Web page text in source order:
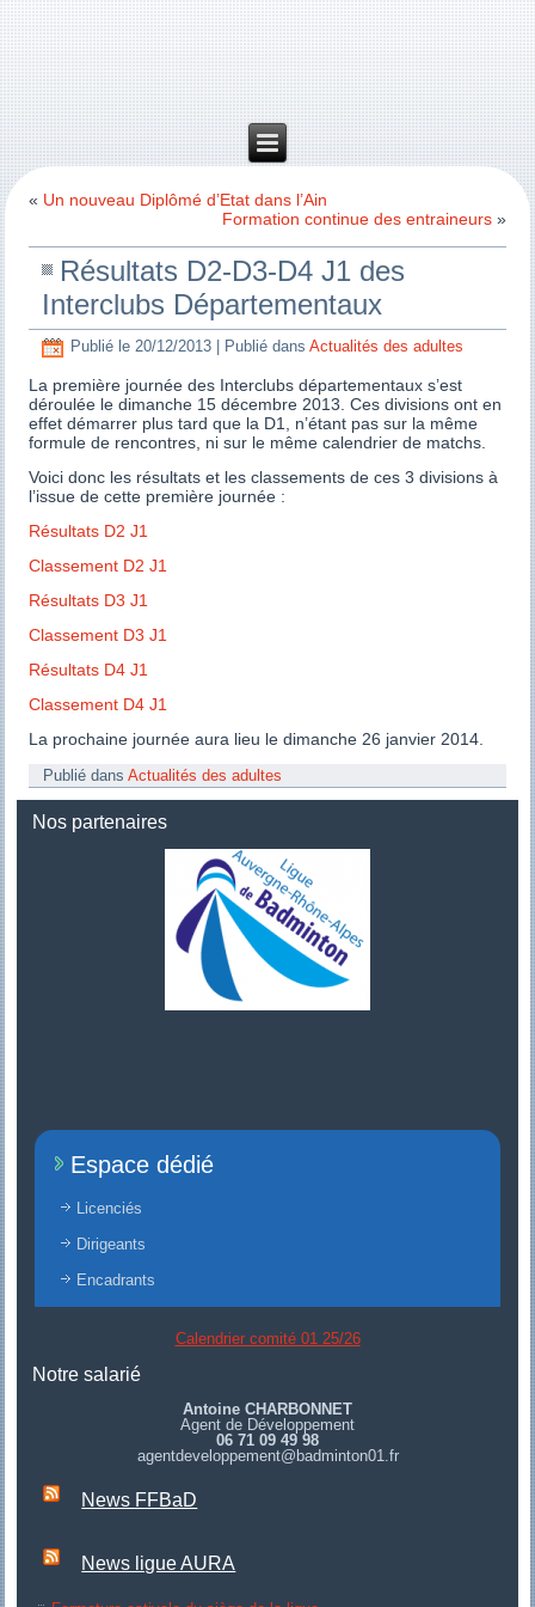
« Un nouveau Diplômé d’Etat dans l’Ain
Formation continue des entraineurs»
Résultats D2-D3-D4 J1 des
Interclubs Départementaux
Publié le 20/12/2013 Publié dans Actualités des adultes
La première journée des Interclubs départementaux s’est
déroulée le dimanche 15 décembre 2013. Ces divisions ont en
effet démarrer plus tard que la D1, n’étant pas sur la même
formule de rencontres, ni sur le même calendrier de matchs.
Voici donc les résultats et les classements de ces 3 divisions à
l’issue de cette première journée :
Résultats D2 J1
Classement D2 J1
Résultats D3 J1
Classement D3 J1
Résultats D4 J1
Classement D4 J1
La prochaine journée aura lieu le dimanche 26 janvier 2014.
Publié dans Actualités des adultes
Nos partenaires
Espace dédié
Licenciés
Dirigeants
Encadrants
Calendrier comité 01 25/26
Notre salarié
Antoine CHARBONNET
Agent de Développement
06 71 09 49 98
agentdeveloppement@badminton01.fr
News FFBaD
News ligue AURA